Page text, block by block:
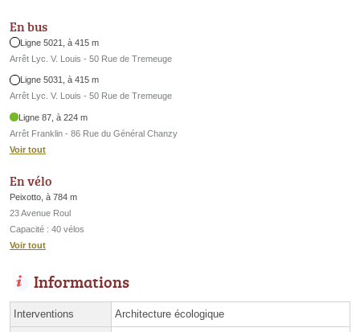
En bus
Ligne 5021, à 415 m
Arrêt Lyc. V. Louis - 50 Rue de Tremeuge
Ligne 5031, à 415 m
Arrêt Lyc. V. Louis - 50 Rue de Tremeuge
Ligne 87, à 224 m
Arrêt Franklin - 86 Rue du Général Chanzy
Voir tout
En vélo
Peixotto, à 784 m
23 Avenue Roul
Capacité : 40 vélos
Voir tout
Informations
Interventions Architecture écologique